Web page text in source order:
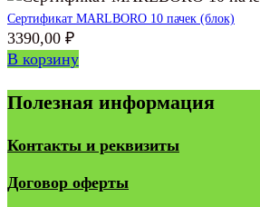
Сертификат MARLBORO 10 пачек (блок)
3390,00 ₽
В корзину
Полезная информация
Контакты и реквизиты
Договор оферты